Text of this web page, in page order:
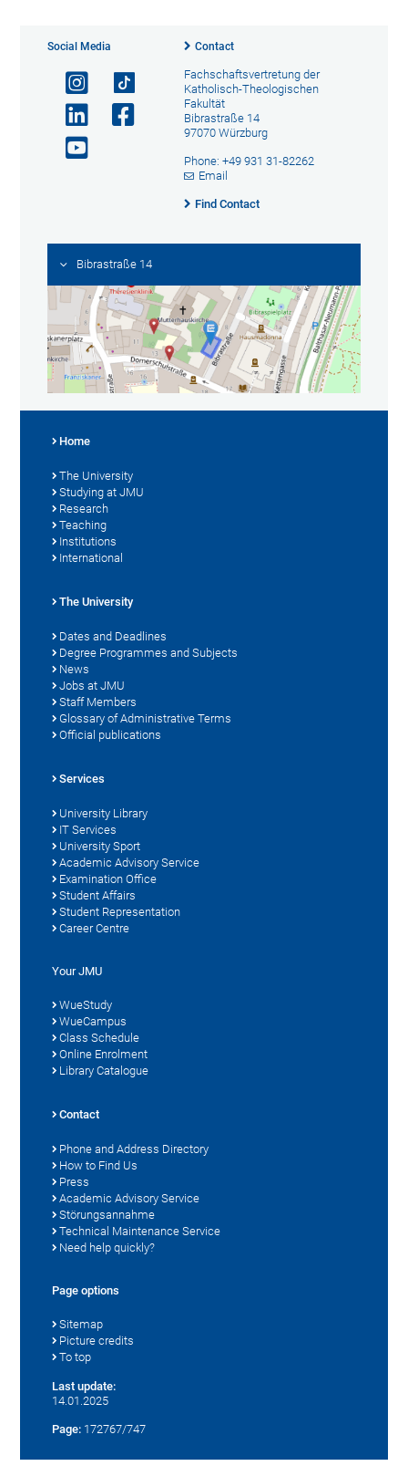
Social Media Contact
Fachschaftsvertretung der
Katholisch-Theologischen
Fakultät
Bibrastraße 14
97070 Würzburg
Phone: +49 931 31-82262
Email
Find Contact
Bibrastraße 14
Home
The University
Studying at JMU
Research
Teaching
Institutions
International
The University
Dates and Deadlines
Degree Programmes and Subjects
News
Jobs at JMU
Staff Members
Glossary of Administrative Terms
Official publications
Services
University Library
IT Services
University Sport
Academic Advisory Service
Examination Office
Student Affairs
Student Representation
Career Centre
Your JMU
WueStudy
WueCampus
Class Schedule
Online Enrolment
Library Catalogue
Contact
Phone and Address Directory
How to Find Us
Press
Academic Advisory Service
Störungsannahme
Technical Maintenance Service
Need help quickly?
Page options
Sitemap
Picture credits
To top
Last update:
14.01.2025
Page: 172767/747